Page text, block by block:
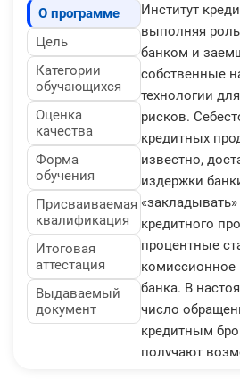
О программе
Цель
Категории
обучающихся
Оценка
качества
Форма
обучения
Присваиваемая
квалификация
Итоговая
аттестация
Выдаваемый
документ
Институт
выполняя
банком и
собственные
технологии
рисков.
кредитных
известно,
издержки
кредитного
процентные
комиссионное
банка. В
число
кредитным
получают